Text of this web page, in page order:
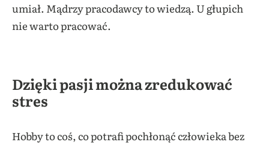
umiał. Mądrzy pracodawcy to wiedzą. U głupich
nie warto pracować.
Dzięki pasji można zredukować
stres
Hobby to coś, co potrafi pochłonąć człowieka bez